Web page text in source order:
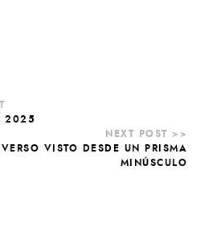
2025
VISTO DESDE UN PRISMA
MINÚSCULO